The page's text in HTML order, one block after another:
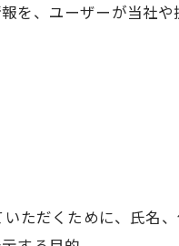
を、ユーザーが当社
ただくために、氏名